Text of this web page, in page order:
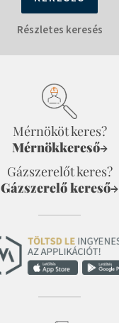
Részletes keresés
Mérnököt keres?
Mérnökkereső→
Gázszerelőt keres?
Gázszerelő kereső→